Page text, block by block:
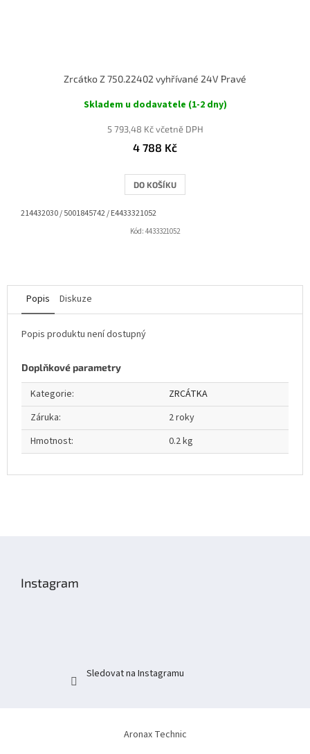
Zrcátko Z 750.22402 vyhřívané 24V Pravé
Skladem u dodavatele (1-2 dny)
5 793,48 Kč včetně DPH
4 788 Kč
DO KOŠÍKU
214432030 / 5001845742 / E4433321052
Kód: 4433321052
Popis Diskuze
Popis produktu není dostupný
Doplňkové parametry
Kategorie:
ZRCÁTKA
Záruka:
2 roky
Hmotnost: 0.2 kg
Instagram
Sledovat na Instagramu
Aronax Technic